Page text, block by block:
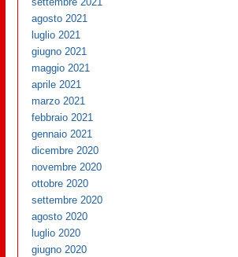
agosto 2021
luglio 2021
giugno 2021
maggio 2021
aprile 2021
marzo 2021
febbraio 2021
gennaio 2021
dicembre 2020
novembre 2020
ottobre 2020
settembre 2020
agosto 2020
luglio 2020
giugno 2020